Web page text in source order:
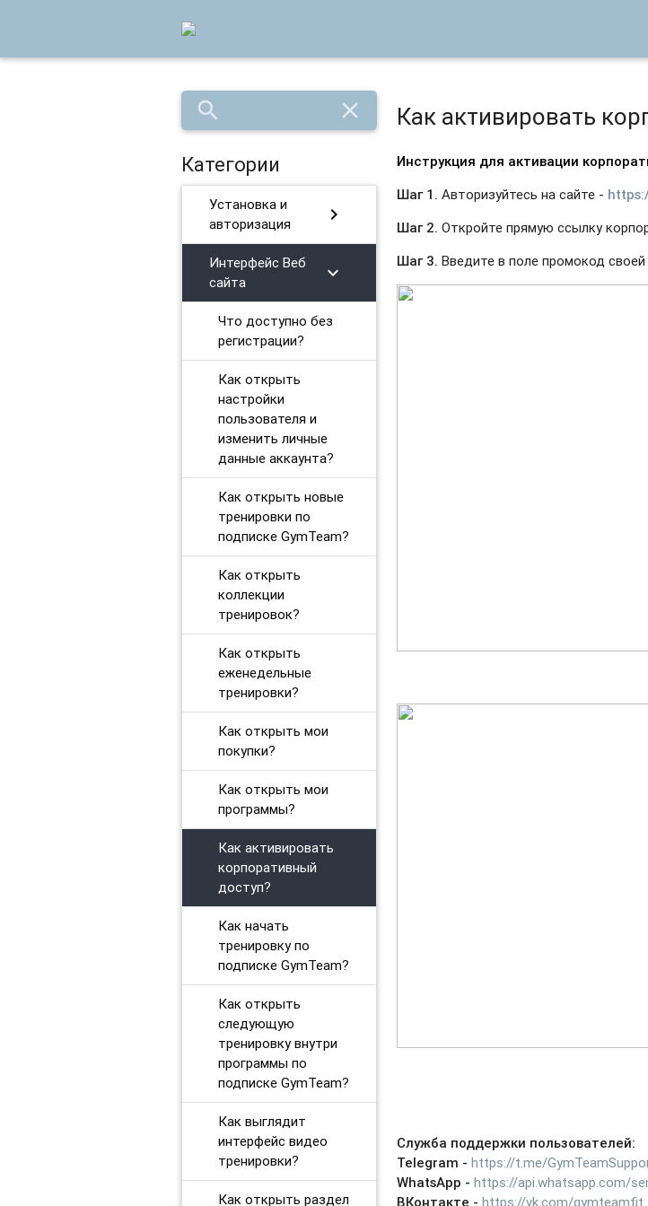
search close
Категории
Установка и
авторизация
chevron_right
Интерфейс Веб
сайта
chevron_right
Что доступно без
регистрации?
Как открыть
настройки
пользователя и
изменить личные
данные аккаунта?
Как открыть новые
тренировки по
подписке GymTeam?
Как открыть
коллекции
тренировок?
Как открыть
еженедельные
тренировки?
Как открыть мои
покупки?
Как открыть мои
программы?
Как активировать
корпоративный
доступ?
Как начать
тренировку по
подписке GymTeam?
Как открыть
следующую
тренировку внутри
программы по
подписке GymTeam?
Как выглядит
интерфейс видео
тренировки?
Как открыть раздел
Как активировать
Инструкция для активации
Шаг 1. Авторизуйтесь на сайте -
Шаг 2. Откройте прямую ссылку
Шаг 3. Введите в поле промокод
Служба поддержки пользователей:
Telegram -https://t.me/
WhatsApp -https://api.whatsapp.com/
ВКонтакте -https://vk.com/gymteamfit